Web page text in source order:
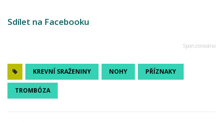
Sdílet na Facebooku
KREVNÍ SRAŽENINY NOHY PŘÍZNAKY
TROMBÓZA